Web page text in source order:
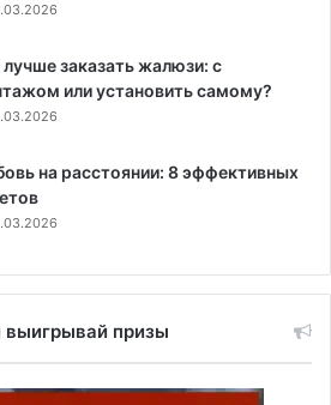
лучше заказать жалюзи: с
или установить самому?
на расстоянии: 8 эффективных
призы